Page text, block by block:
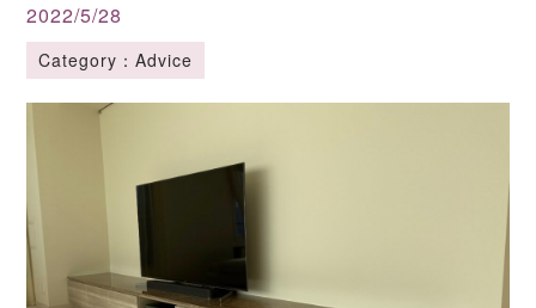
2022/5/28
Category：Advice